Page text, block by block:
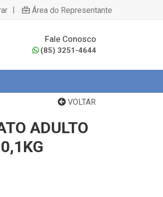
| Área do Representante
Fale Conosco
(85) 3251-4644
VOLTAR
ADULTO